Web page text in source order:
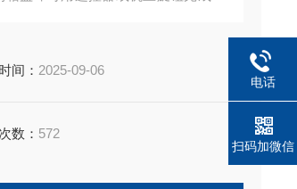
间： 2025-09-06
数： 572
电话
扫码加微信